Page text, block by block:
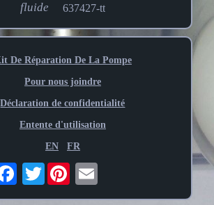
fluide 637427-tt
De Réparation De La Pompe
Pour nous joindre
Déclaration de confidentialité
Entente d'utilisation
EN FR
Twitter